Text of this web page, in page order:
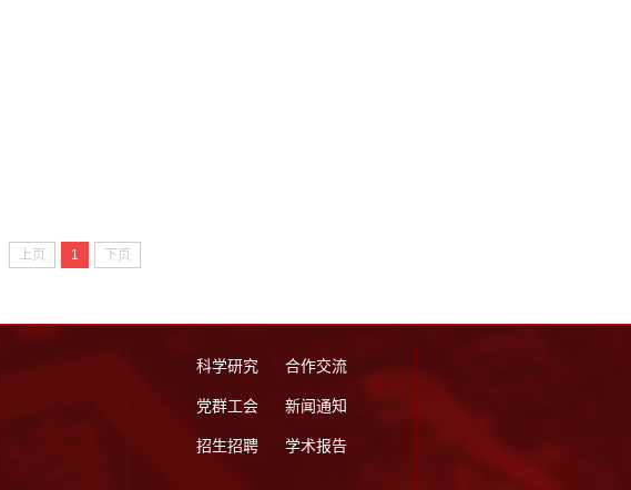
上页 1 下页
科学研究 合作交流
党群工会 新闻通知
招生招聘 学术报告